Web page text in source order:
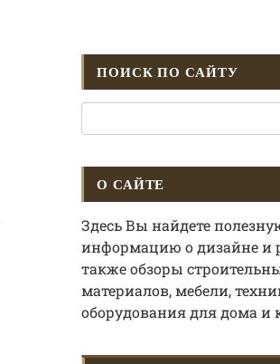
ПОИСК ПО САЙТУ
О САЙТЕ
Здесь Вы найдете
информацию о дизайне и
также обзоры
материалов, мебели,
оборудования для дома и